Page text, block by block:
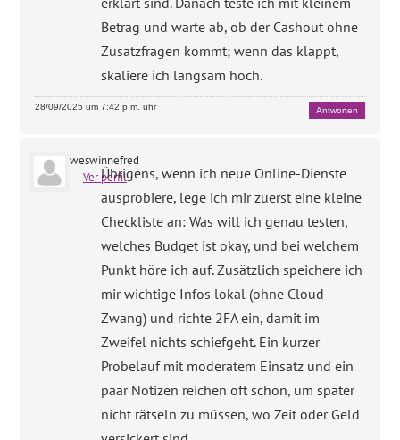
Betrag und warte ab, ob der Cashout ohne
Zusatzfragen kommt; wenn das klappt,
skaliere ich langsam hoch.
28/09/2025 um 7:42 p.m. uhr Antworten
weswinnefred
Ver perfil
Übrigens, wenn ich neue Online-Dienste
ausprobiere, lege ich mir zuerst eine kleine
Checkliste an: Was will ich genau testen,
welches Budget ist okay, und bei welchem
Punkt höre ich auf. Zusätzlich speichere ich
mir wichtige Infos lokal (ohne Cloud-
Zwang) und richte 2FA ein, damit im
Zweifel nichts schiefgeht. Ein kurzer
Probelauf mit moderatem Einsatz und ein
paar Notizen reichen oft schon, um später
nicht rätseln zu müssen, wo Zeit oder Geld